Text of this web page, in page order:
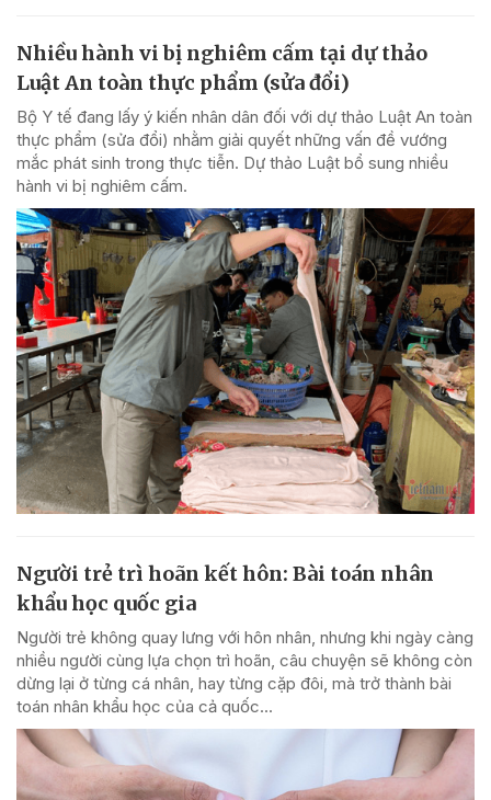
Nhiều hành vi bị nghiêm cấm tại dự thảo
Luật An toàn thực phẩm (sửa đổi)
Bộ Y tế đang lấy ý kiến nhân dân đối với dự thảo Luật An toàn
thực phẩm (sửa đổi) nhằm giải quyết những vấn đề vướng
mắc phát sinh trong thực tiễn. Dự thảo Luật bổ sung nhiều
hành vi bị nghiêm cấm.
Người trẻ trì hoãn kết hôn: Bài toán nhân
khẩu học quốc gia
Người trẻ không quay lưng với hôn nhân, nhưng khi ngày càng
nhiều người cùng lựa chọn trì hoãn, câu chuyện sẽ không còn
dừng lại ở từng cá nhân, hay từng cặp đôi, mà trở thành bài
toán nhân khẩu học của cả quốc...